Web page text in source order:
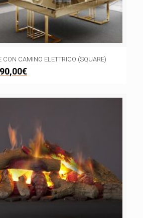
CON CAMINO ELETTRICO (SQUARE)
€